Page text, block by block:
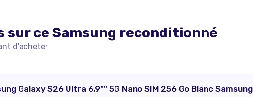
sur ce Samsung reconditionné
d'acheter
Galaxy S26 Ultra 6,9"" 5G Nano SIM 256 Go Blanc Samsung